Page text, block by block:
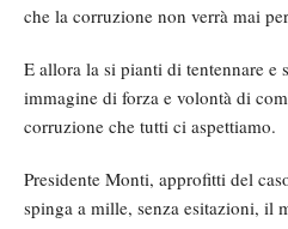
che la corruzione non verrà mai
E allora la si pianti di tentennare e
immagine di forza e volontà di
corruzione che tutti ci aspettiamo.
Presidente Monti, approfitti del
spinga a mille, senza esitazioni, il